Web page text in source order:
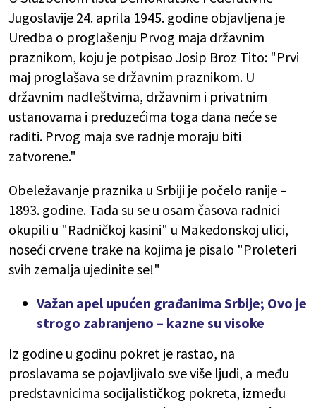
Jugoslavije 24. aprila 1945. godine objavljena je
Uredba o proglašenju Prvog maja državnim
praznikom, koju je potpisao Josip Broz Tito: "Prvi
maj proglašava se državnim praznikom. U
državnim nadleštvima, državnim i privatnim
ustanovama i preduzećima toga dana neće se
raditi. Prvog maja sve radnje moraju biti
zatvorene."
Obeležavanje praznika u Srbiji je počelo ranije –
1893. godine. Tada su se u osam časova radnici
okupili u "Radničkoj kasini" u Makedonskoj ulici,
noseći crvene trake na kojima je pisalo "Proleteri
svih zemalja ujedinite se!"
Važan apel upućen građanima Srbije; Ovo je
strogo zabranjeno – kazne su visoke
Iz godine u godinu pokret je rastao, na
proslavama se pojavljivalo sve više ljudi, a među
predstavnicima socijalističkog pokreta, između